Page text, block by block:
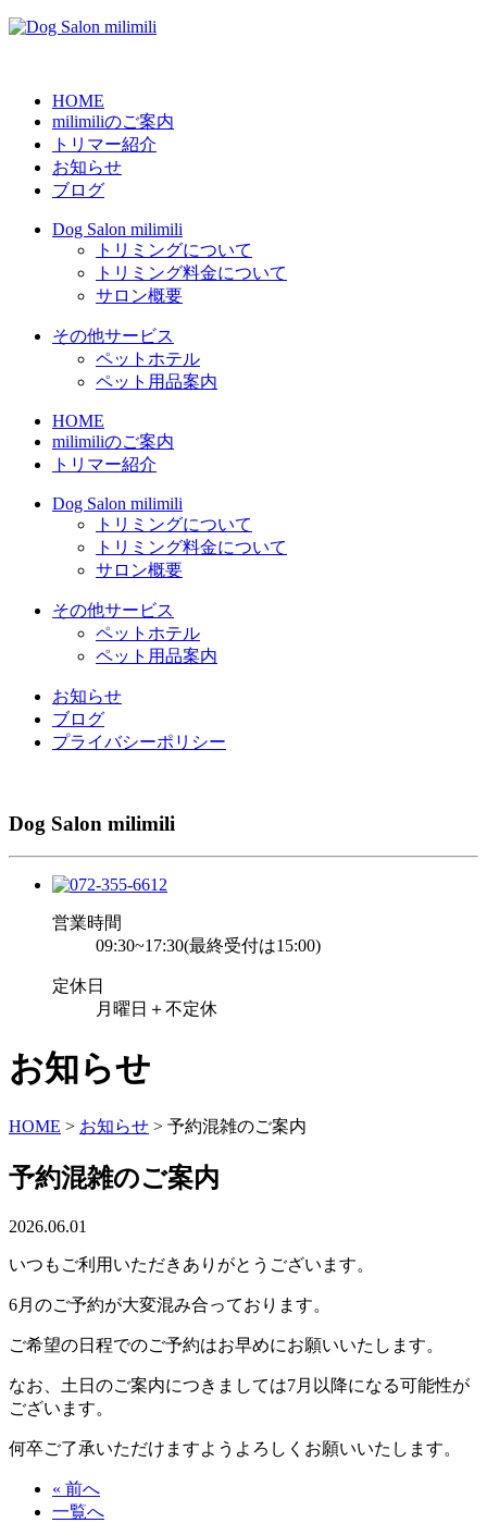
HOME
milimiliのご案内
トリマー紹介
お知らせ
ブログ
Dog Salon milimili
トリミングについて
トリミング料金について
サロン概要
その他サービス
ペットホテル
ペット用品案内
HOME
milimiliのご案内
トリマー紹介
Dog Salon milimili
トリミングについて
トリミング料金について
サロン概要
その他サービス
ペットホテル
ペット用品案内
お知らせ
ブログ
プライバシーポリシー
Dog Salon milimili
営業時間
09:30~17:30(最終受付は15:00)
定休日
月曜日＋不定休
お知らせ
HOME > お知らせ > 予約混雑のご案内
予約混雑のご案内
2026.06.01
いつもご利用いただきありがとうございます。
6月のご予約が大変混み合っております。
ご希望の日程でのご予約はお早めにお願いいたします。
なお、土日のご案内につきましては7月以降になる可能性が
ございます。
何卒ご了承いただけますようよろしくお願いいたします。
« 前へ
一覧へ